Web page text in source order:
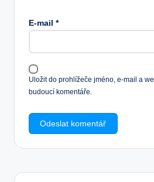
E-mail *
Uložit do prohlížeče jméno, e-mail a
budoucí komentáře.